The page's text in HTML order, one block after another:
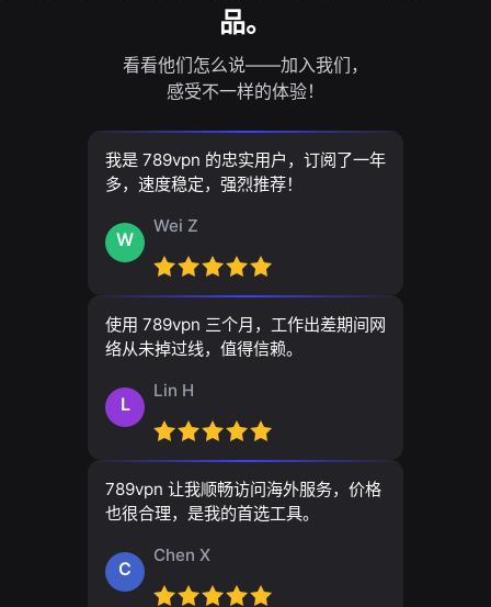
品。
看看他们怎么说——加入我们，
感受不一样的体验！
我是 789vpn 的忠实用户，订阅了一年
多，速度稳定，强烈推荐！
W
Wei Z
使用 789vpn 三个月，工作出差期间网
络从未掉过线，值得信赖。
L
Lin H
789vpn 让我顺畅访问海外服务，价格
也很合理，是我的首选工具。
C
Chen X